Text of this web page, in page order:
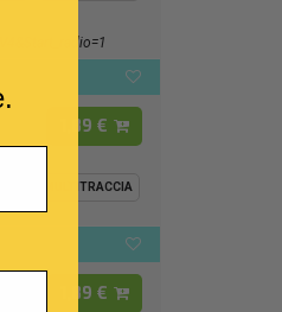
1,89 €
MULTITRACCIA
1,89 €